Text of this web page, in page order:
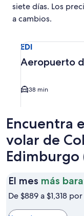
siete días. Los
a cambios.
EDI
Aeropuerto
38 min
Encuentra
volar de
Edimburgo
El mes más
De $889 a $1,318